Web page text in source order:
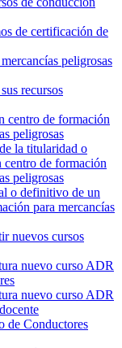
de certificación de
peligrosas
recursos
centro de formación
peligrosas
la titularidad o
centro de formación
peligrosas
o definitivo de un
para mercancías
nuevos cursos
nuevo curso ADR
nuevo curso ADR
de Conductores